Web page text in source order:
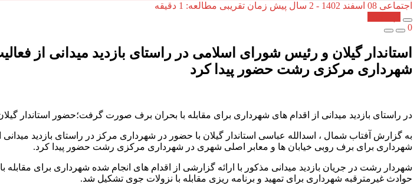
اجتماعی 08 اسفند 1402 - 2 سال پیش
زمان تقریبی مطالعه: 1 دقیقه
0
استاندار گیلان و رئیس شورای اسلامی در راستای بازدید میدانی از
شهرداری مرکزی رشت حضور پیدا کرد
در راستای بازدید میدانی از اقدام های شهرداری برای مقابله با بحران برف صورت گرفت؛حضور استاندار
به گزارش آفتاب شمال ، اسدالله عباسی استاندار گیلان با حضور در شهرداری مرکز در راستای بازدید
شهرداری برای برف روبی خیابان ها و معابر اصلی شهری در شهرداری مرکزی رشت حضور پیدا کرد.
حوادث غیرمترقبه شهرداری برای تمهید و برنامه ریزی مقابله با نزولات جوی تشکیل شد.